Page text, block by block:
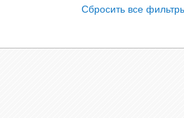
Сбросить все